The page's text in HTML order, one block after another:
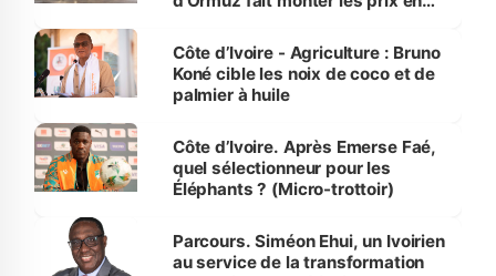
Côte d’Ivoire - Agriculture : Bruno
Koné cible les noix de coco et de
palmier à huile
Côte d’Ivoire. Après Emerse Faé,
quel sélectionneur pour les
Éléphants ? (Micro-trottoir)
Parcours. Siméon Ehui, un Ivoirien
au service de la transformation